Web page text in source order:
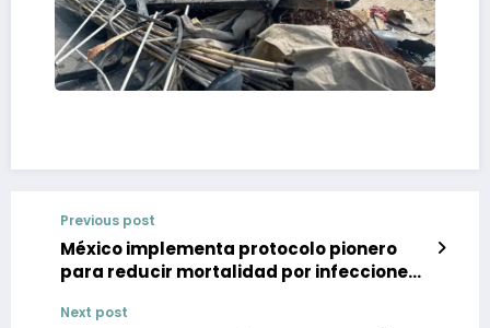
Previous post
México implementa protocolo pionero
para reducir mortalidad por infecciones
Next post